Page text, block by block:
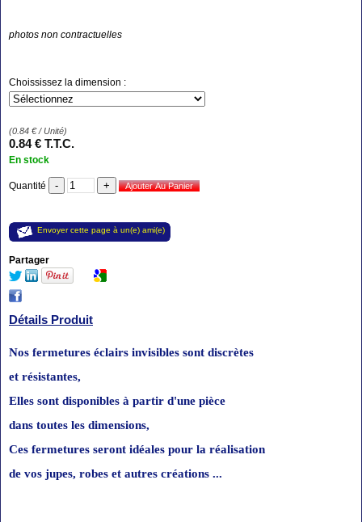
photos non contractuelles
Choississez la dimension :
(0.84 €/ Unité)
0.84€ T.T.C.
En stock
Quantité
Envoyer cette page à un(e) ami(e)
Partager
Détails Produit
Nos fermetures éclairs invisibles sont discrètes
et résistantes,
Elles sont disponibles à partir d'une pièce
dans toutes les dimensions,
Ces fermetures seront idéales pour la réalisation
de vos jupes, robes et autres créations ...